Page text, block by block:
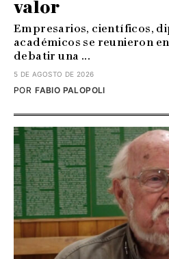
valor
Empresarios, científicos,
académicos se reunieron
debatir una ...
5 DE AGOSTO DE 2026
FABIO PALOPOLI
POR